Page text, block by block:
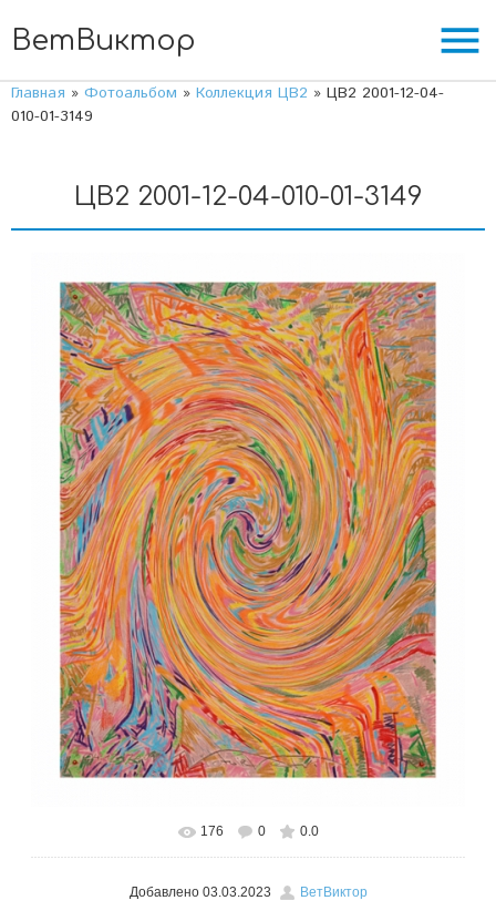
ВетВиктор menu
Главная » Фотоальбом » Коллекция ЦВ2 » ЦВ2 2001-12-04-
010-01-3149
ЦВ2 2001-12-04-010-01-3149
В реальном размере 470x600
176 0 0.0
Добавлено03.03.2023 ВетВиктор